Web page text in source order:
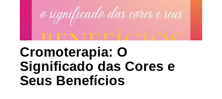
Cromoterapia: O
Significado das Cores e
Seus Benefícios